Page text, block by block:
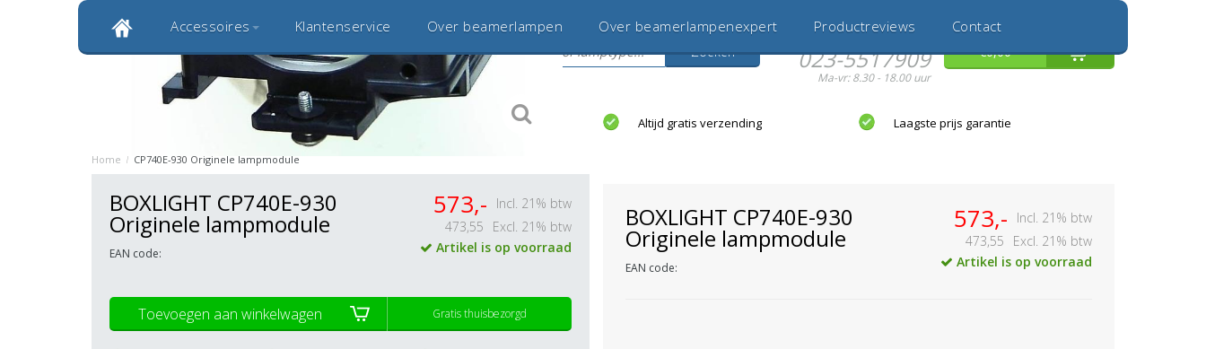
Inloggen
Klantbeoordeling 9,0
Bekijk alle 1000+ reviews
Zoeken
Hulp nodig?
023-5517909
Ma-vr: 8.30 - 18.00 uur
€0,00
Accessoires Klantenservice Over beamerlampen Over beamerlampenexpert Productreviews Contact
Originele kwaliteitsproducten 20 jaar betrouwbaar en ervaren Altijd gratis verzending Laagste prijs garantie
Home / CP740E-930 Originele lampmodule
BOXLIGHT CP740E-930
Originele lampmodule
EAN code:
573,-
Incl. 21% btw
473,55
Excl. 21% btw
Artikel is op voorraad
Toevoegen aan winkelwagen Gratis thuisbezorgd
BOXLIGHT CP740E-930
Originele lampmodule
EAN code:
573,-
Incl. 21% btw
473,55
Excl. 21% btw
Artikel is op voorraad